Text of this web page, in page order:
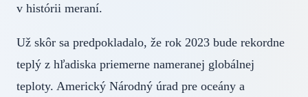
v histórii meraní.
Už skôr sa predpokladalo, že rok 2023 bude rekordne
teplý z hľadiska priemerne nameranej globálnej
teploty. Americký Národný úrad pre oceány a